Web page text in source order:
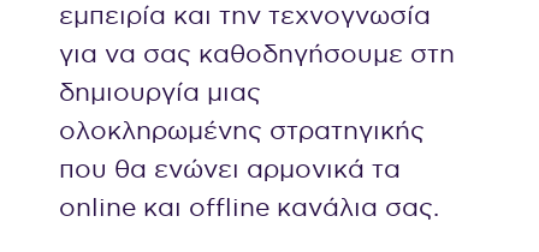
εμπειρία και την τεχνογνωσία
για να σας καθοδηγήσουμε στη
δημιουργία μιας
ολοκληρωμένης στρατηγικής
που θα ενώνει αρμονικά τα
online και offline κανάλια σας.